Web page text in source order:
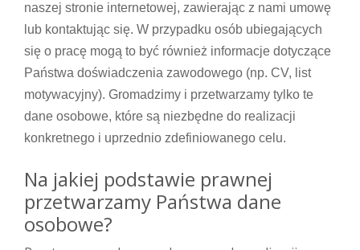
naszej stronie internetowej, zawierając z nami umowę
lub kontaktując się. W przypadku osób ubiegających
się o pracę mogą to być również informacje dotyczące
Państwa doświadczenia zawodowego (np. CV, list
motywacyjny). Gromadzimy i przetwarzamy tylko te
dane osobowe, które są niezbędne do realizacji
konkretnego i uprzednio zdefiniowanego celu.
Na jakiej podstawie prawnej
przetwarzamy Państwa dane
osobowe?